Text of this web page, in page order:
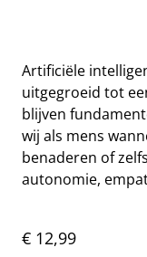
Artificiële
uitgegroeid tot
blijven
wij als mens
benaderen of
autonomie,
€ 12,99